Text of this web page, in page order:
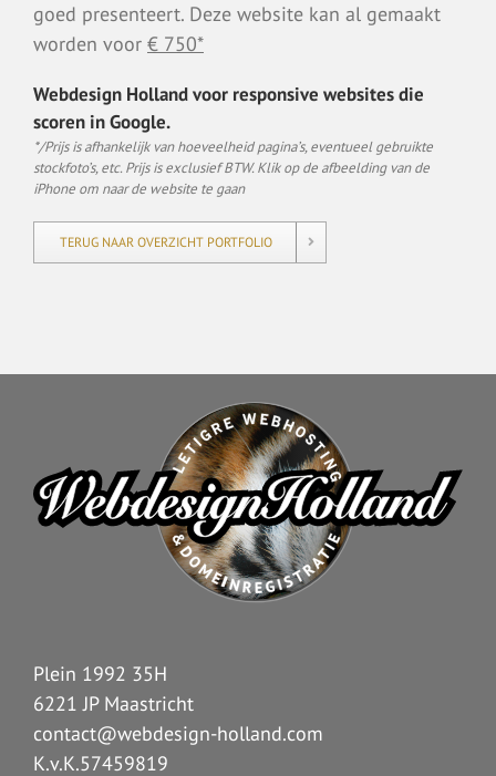
goed presenteert. Deze website kan al gemaakt
worden voor € 750*
Webdesign Holland voor responsive websites die
scoren in Google.
*/Prijs is afhankelijk van hoeveelheid pagina’s, eventueel gebruikte
stockfoto’s, etc. Prijs is exclusief BTW. Klik op de afbeelding van de
iPhone om naar de website te gaan
TERUG NAAR OVERZICHT PORTFOLIO
Plein 1992 35H
6221 JP Maastricht
contact@webdesign-holland.com
K.v.K.57459819